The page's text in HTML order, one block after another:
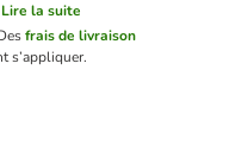
Lire la suite
frais de livraison
s’appliquer.